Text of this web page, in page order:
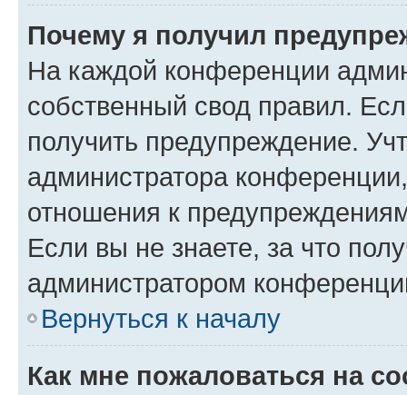
Почему я получил
На каждой конференции
собственный свод правил.
получить предупреждение.
администратора
отношения к
Если вы не знаете, за что
администратором
Вернуться к началу
Как мне пожаловаться на